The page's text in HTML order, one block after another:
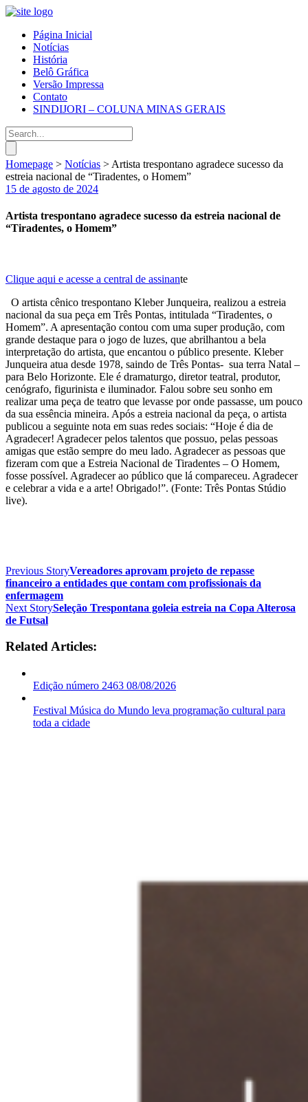
Página Inicial
Notícias
História
Belô Gráfica
Versão Impressa
Contato
SINDIJORI – COLUNA MINAS GERAIS
Homepage > Notícias > Artista trespontano agradece sucesso da
estreia nacional de “Tiradentes, o Homem”
15 de agosto de 2024
Artista trespontano agradece sucesso da estreia nacional de
“Tiradentes, o Homem”
Clique aqui e acesse a central de assinante
O artista cênico trespontano Kleber Junqueira, realizou a estreia
nacional da sua peça em Três Pontas, intitulada “Tiradentes, o
Homem”. A apresentação contou com uma super produção, com
grande destaque para o jogo de luzes, que abrilhantou a bela
interpretação do artista, que encantou o público presente. Kleber
Junqueira atua desde 1978, saindo de Três Pontas- sua terra Natal –
para Belo Horizonte. Ele é dramaturgo, diretor teatral, produtor,
cenógrafo, figurinista e iluminador. Falou sobre seu sonho em
realizar uma peça de teatro que levasse por onde passasse, um pouco
da sua essência mineira. Após a estreia nacional da peça, o artista
publicou a seguinte nota em suas redes sociais: “Hoje é dia de
Agradecer! Agradecer pelos talentos que possuo, pelas pessoas
amigas que estão sempre do meu lado. Agradecer as pessoas que
fizeram com que a Estreia Nacional de Tiradentes – O Homem,
fosse possível. Agradecer ao público que lá compareceu. Agradecer
e celebrar a vida e a arte! Obrigado!”. (Fonte: Três Pontas Stúdio
live).
Previous StoryVereadores aprovam projeto de repasse
financeiro a entidades que contam com profissionais da
enfermagem
Next StorySeleção Trespontana goleia estreia na Copa Alterosa
de Futsal
Related Articles:
Edição número 2463 08/08/2026
Festival Música do Mundo leva programação cultural para
toda a cidade